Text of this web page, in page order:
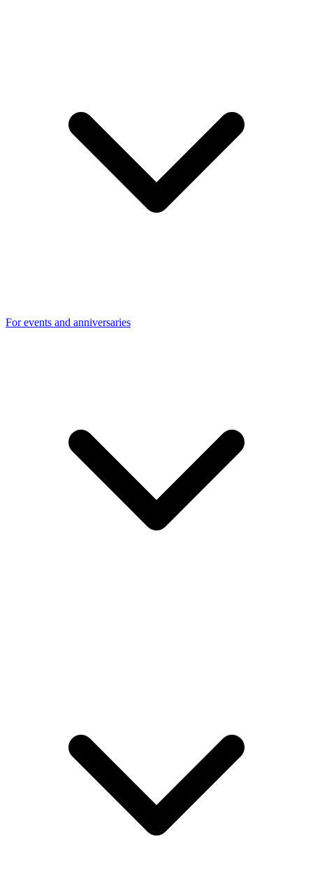
For events and anniversaries